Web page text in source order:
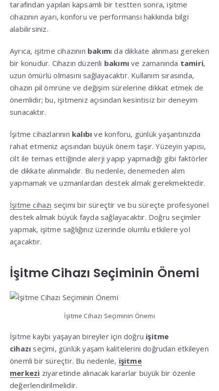
tarafından yapılan kapsamlı bir testten sonra, işitme
cihazının ayarı, konforu ve performansı hakkında bilgi
alabilirsiniz.
Ayrıca, işitme cihazının bakımı da dikkate alınması gereken
bir konudur. Cihazın düzenli bakımı ve zamanında tamiri,
uzun ömürlü olmasını sağlayacaktır. Kullanım sırasında,
cihazın pil ömrüne ve değişim sürelerine dikkat etmek de
önemlidir; bu, işitmeniz açısından kesintisiz bir deneyim
sunacaktır.
İşitme cihazlarının kalıbı ve konforu, günlük yaşantınızda
rahat etmeniz açısından büyük önem taşır. Yüzeyin yapısı,
cilt ile temas ettiğinde alerji yapıp yapmadığı gibi faktörler
de dikkate alınmalıdır. Bu nedenle, denemeden alım
yapmamak ve uzmanlardan destek almak gerekmektedir.
İşitme cihazı seçimi bir süreçtir ve bu süreçte profesyonel
destek almak büyük fayda sağlayacaktır. Doğru seçimler
yapmak, işitme sağlığınız üzerinde olumlu etkilere yol
açacaktır.
İşitme Cihazı Seçiminin Önemi
İşitme Cihazı Seçiminin Önemi
İşitme kaybı yaşayan bireyler için doğru işitme
cihazı seçimi, günlük yaşam kalitelerini doğrudan etkileyen
önemli bir süreçtir. Bu nedenle, işitme
merkezi ziyaretinde alınacak kararlar büyük bir özenle
değerlendirilmelidir.